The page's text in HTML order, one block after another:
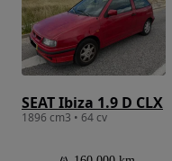
SEAT Ibiza 1.9 D CLX
1896 cm3 • 64 cv